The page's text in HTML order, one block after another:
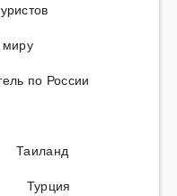
миру
по России
Таиланд
Турция